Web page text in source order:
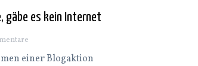
gäbe es kein Internet
einer Blogaktion